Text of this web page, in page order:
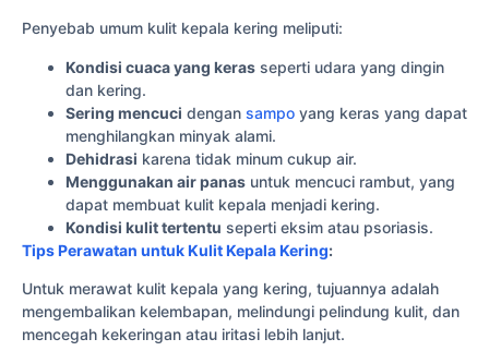
Penyebab umum kulit kepala kering meliputi:
Kondisi cuaca yang keras seperti udara yang dingin
dan kering.
Sering mencuci dengan sampo yang keras yang dapat
menghilangkan minyak alami.
Dehidrasi karena tidak minum cukup air.
Menggunakan air panas untuk mencuci rambut, yang
dapat membuat kulit kepala menjadi kering.
Kondisi kulit tertentu seperti eksim atau psoriasis.
Tips Perawatan untuk Kulit Kepala Kering:
Untuk merawat kulit kepala yang kering, tujuannya adalah
mengembalikan kelembapan, melindungi pelindung kulit, dan
mencegah kekeringan atau iritasi lebih lanjut.